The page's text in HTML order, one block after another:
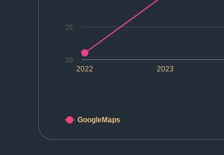
2022 2023
20
25
GoogleMaps